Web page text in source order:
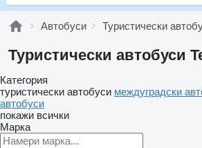
Автобуси Туристически
Туристически автобуси
Категория
туристически автобуси междуградски
автобуси
покажи всички
Марка